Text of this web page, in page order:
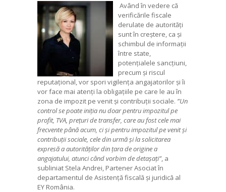
Având în vedere că
verificările fiscale
derulate de autorități
sunt în creștere, ca și
schimbul de informații
între state,
potențialele sancțiuni,
precum și riscul
reputațional, vor spori vigilența angajatorilor și îi
vor face mai atenți la obligațiile pe care le au în
zona de impozit pe venit și contribuții sociale. ”Un
control se poate iniția nu doar pentru impozitul pe
profit, TVA, prețuri de transfer, care au fost cele mai
frecvente până acum, ci și pentru impozitul pe venit și
contribuții sociale, cele din urmă și la solicitarea
expresă a autorităților din țara de origine a
angajatului, atunci când vorbim de detașați”, a
subliniat Stela Andrei, Partener Asociat în
departamentul de Asistență fiscală și juridică al
EY România.